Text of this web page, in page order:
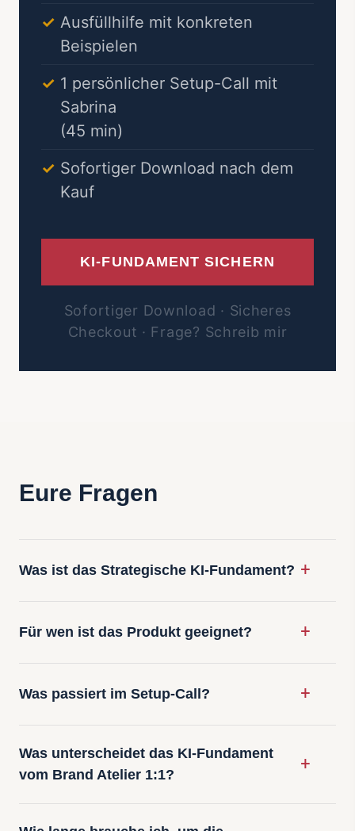
Ausfüllhilfe mit konkreten
Beispielen
1 persönlicher Setup-Call mit
Sabrina
(45 min)
Sofortiger Download nach dem
Kauf
KI-FUNDAMENT SICHERN
Sofortiger Download · Sicheres
Checkout · Frage? Schreib mir
Eure Fragen
Was ist das Strategische KI-Fundament?
Für wen ist das Produkt geeignet?
Was passiert im Setup-Call?
Was unterscheidet das KI-Fundament
vom Brand Atelier 1:1?